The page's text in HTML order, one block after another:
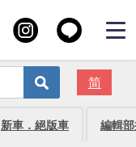
简
新車．絕版車 編輯